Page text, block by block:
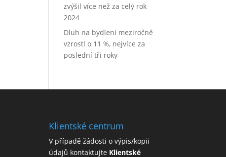
zvýšil více než za celý rok
2024
Dluh na bydlení meziročně
vzrostl o 11 %, nejvíce za
poslední tři roky
Klientské centrum
V případě žádosti o výpis/kopii
údajů kontaktujte Klientské